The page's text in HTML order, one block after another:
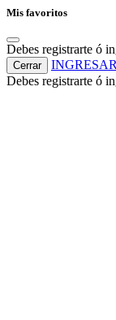
Mis favoritos
Debes registrarte ó
Cerrar
INGRESAR
Debes registrarte ó